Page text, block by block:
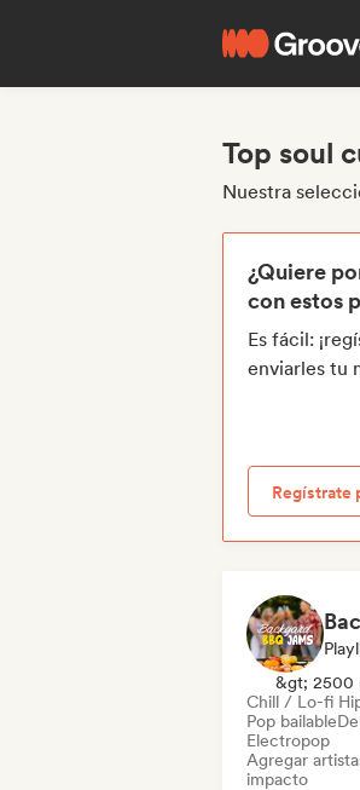
Top soul
Nuestra
¿Quiere
con estos
Es fácil:
enviarles tu
Regístrate
&gt; 2500
Chill / Lo-fi
Pop bailable
Electropop
Agregar
impacto